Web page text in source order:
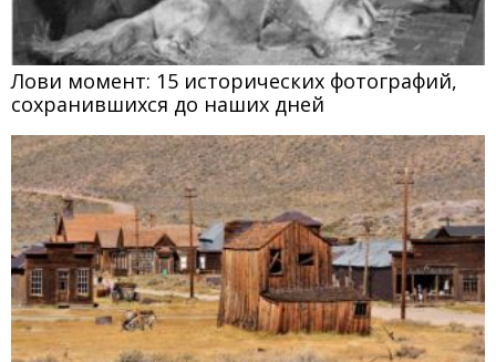
Лови момент: 15 исторических фотографий,
сохранившихся до наших дней